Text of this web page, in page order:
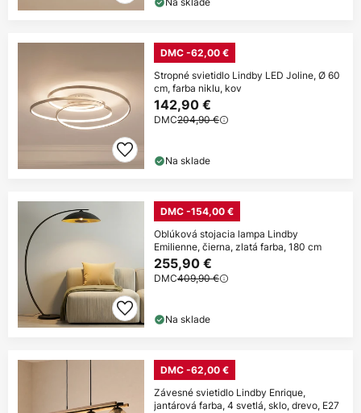
DMC -62,00 €
Stropné svietidlo Lindby LED Joline, Ø 60
cm, farba niklu, kov
142,90 €
DMC204,90 €
Na sklade
DMC -154,00 €
Oblúková stojacia lampa Lindby
Emilienne, čierna, zlatá farba, 180 cm
255,90 €
DMC409,90 €
Na sklade
DMC -62,00 €
Závesné svietidlo Lindby Enrique,
jantárová farba, 4 svetlá, sklo, drevo, E27